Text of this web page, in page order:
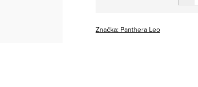
Značka: Panthera Leo